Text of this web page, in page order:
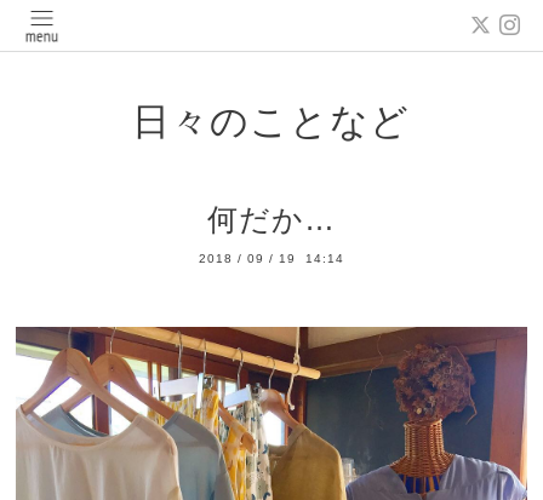
日々のことなど
何だか…
2018 / 09 / 19 14:14